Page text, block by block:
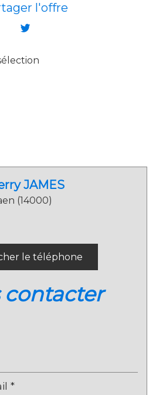
l'offre
JAMES
(14000)
le téléphone
contacter